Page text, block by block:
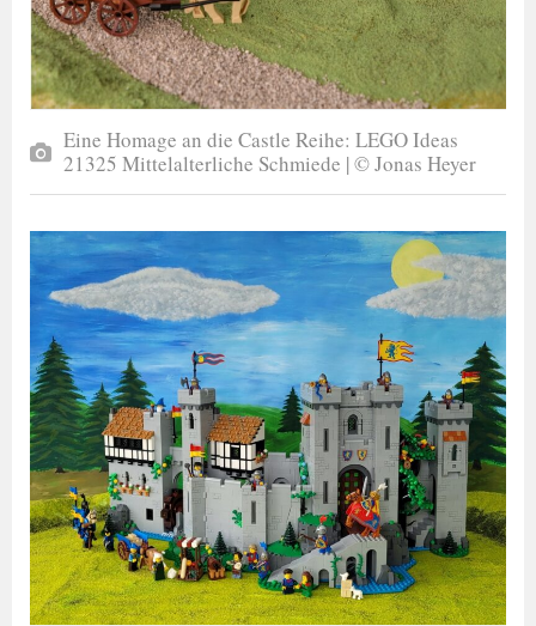
Eine Homage an die Castle Reihe: LEGO Ideas
21325 Mittelalterliche Schmiede | © Jonas Heyer